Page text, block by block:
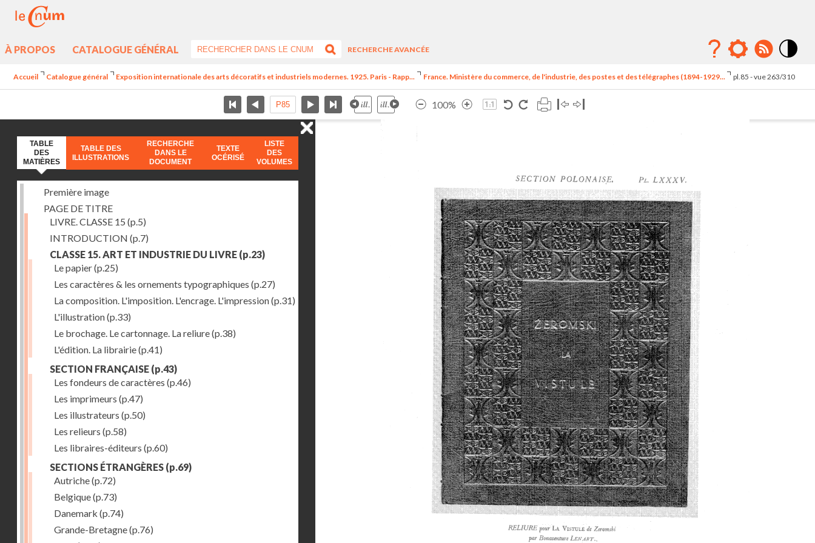
À PROPOS CATALOGUE GÉNÉRAL
RECHERCHE AVANCÉE
élévé
Accueil Catalogue général Exposition internationale des arts décoratifs et industriels modernes. 1925. Paris - Rapp... France. Ministère du commerce, de l'industrie, des postes et des télégraphes (1894-1929... pl.85 - vue 263/310
100%
TABLE
DES
MATIÈRES
TABLE DES
ILLUSTRATIONS
RECHERCHE
DANS LE
DOCUMENT
TEXTE
OCÉRISÉ
LISTE
DES
VOLUMES
Première image
PAGE DE TITRE
LIVRE. CLASSE 15 (p.5)
INTRODUCTION (p.7)
CLASSE 15. ART ET INDUSTRIE DU LIVRE (p.23)
Le papier(p.25)
Les caractères & les ornements typographiques (p.27)
La composition. L'imposition. L'encrage. L'impression(p.31)
L'illustration(p.33)
Le brochage. Le cartonnage. La reliure(p.38)
L'édition. La librairie(p.41)
SECTION FRANÇAISE (p.43)
Les fondeurs de caractères (p.46)
Les imprimeurs (p.47)
Les illustrateurs (p.50)
Les relieurs (p.58)
Les libraires-éditeurs (p.60)
SECTIONS ÉTRANGÈRES (p.69)
Autriche(p.72)
Belgique(p.73)
Danemark (p.74)
Grande-Bretagne(p.76)